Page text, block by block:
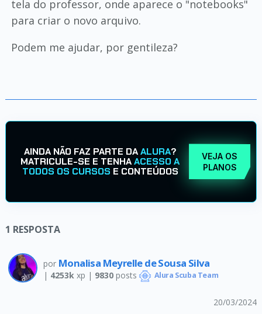
tela do professor, onde aparece o "notebooks"
para criar o novo arquivo.
Podem me ajudar, por gentileza?
AINDA NÃO FAZ PARTE DAALURA?
MATRICULE-SE E TENHAACESSO A
TODOS OS CURSOS E CONTEÚDOS
VEJA OS
PLANOS
1 RESPOSTA
por Monalisa Meyrelle de Sousa Silva
| 4253k xp | 9830posts Alura Scuba Team
20/03/2024